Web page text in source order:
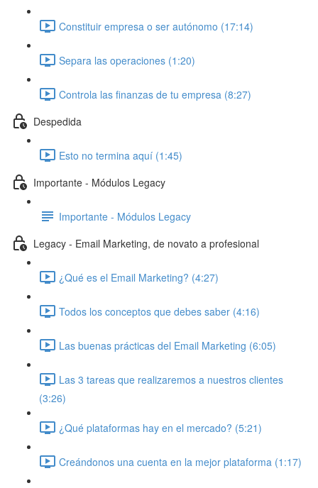
Constituir empresa o ser autónomo (17:14)
Separa las operaciones (1:20)
Controla las finanzas de tu empresa (8:27)
Despedida
Esto no termina aquí (1:45)
Importante - Módulos Legacy
Importante - Módulos Legacy
Legacy - Email Marketing, de novato a profesional
¿Qué es el Email Marketing? (4:27)
Todos los conceptos que debes saber (4:16)
Las buenas prácticas del Email Marketing (6:05)
Las 3 tareas que realizaremos a nuestros clientes
(3:26)
¿Qué plataformas hay en el mercado? (5:21)
Creándonos una cuenta en la mejor plataforma (1:17)